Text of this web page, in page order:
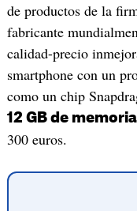
de productos de la
fabricante
calidad-precio
smartphone con un
como un chip
12 GB de memoria
300 euros.